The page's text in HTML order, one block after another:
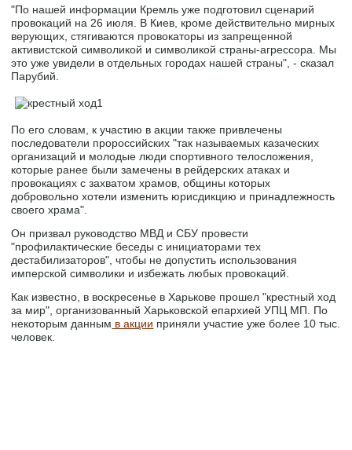
"По нашей информации Кремль уже подготовил сценарий
провокаций на 26 июля. В Киев, кроме действительно мирных
верующих, стягиваются провокаторы из запрещенной
активистской символикой и символикой страны-агрессора. Мы
это уже увидели в отдельных городах нашей страны", - сказал
Парубий.
По его словам, к участию в акции также привлечены
последователи пророссийских "так называемых казаческих
организаций и молодые люди спортивного телосложения,
которые ранее были замечены в рейдерских атаках и
провокациях с захватом храмов, общины которых
добровольно хотели изменить юрисдикцию и принадлежность
своего храма".
Он призвал руководство МВД и СБУ провести
"профилактические беседы с инициаторами тех
дестабилизаторов", чтобы не допустить использования
имперской символики и избежать любых провокаций.
Как известно, в воскресенье в Харькове прошел "крестный ход
за мир", организованный Харьковской епархией УПЦ МП. По
некоторым данным в акции приняли участие уже более 10 тыс.
человек.